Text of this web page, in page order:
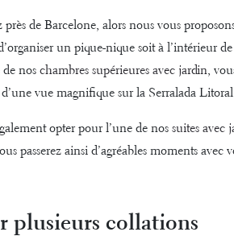
près de Barcelone, alors nous vous
un pique-nique soit à l’intérieur
de nos chambres supérieures avec jardin,
vue magnifique sur la Serralada
opter pour l’une de nos suites avec
passerez ainsi d’agréables moments avec
plusieurs collations